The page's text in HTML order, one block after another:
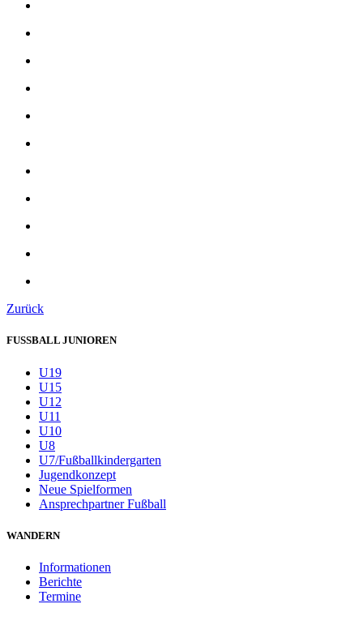
Zurück
FUSSBALL JUNIOREN
U19
U15
U12
U11
U10
U8
U7/Fußballkindergarten
Jugendkonzept
Neue Spielformen
Ansprechpartner Fußball
WANDERN
Informationen
Berichte
Termine